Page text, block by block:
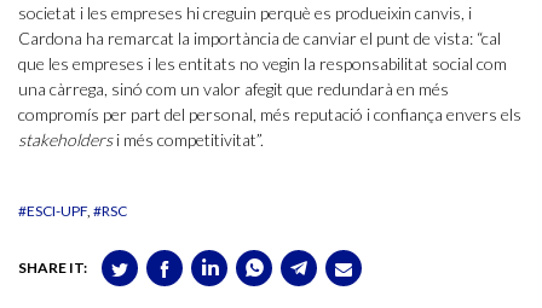
societat i les empreses hi creguin perquè es produeixin canvis, i
Cardona ha remarcat la importància de canviar el punt de vista: “cal
que les empreses i les entitats no vegin la responsabilitat social com
una càrrega, sinó com un valor afegit que redundarà en més
compromís per part del personal, més reputació i confiança envers els
stakeholdersi més competitivitat”.
#ESCI-UPF #RSC
SHARE IT: